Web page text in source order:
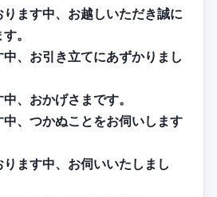
ます中、お越しいただき誠に
。
、お引き立てにあずかりまし
、おかげさまです。
、つかぬことをお伺いします
ます中、お伺いいたしまし